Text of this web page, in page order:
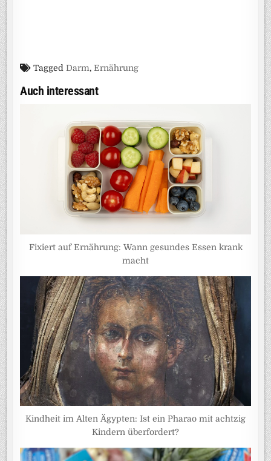
TaggedDarm,Ernährung
Auch interessant
Fixiert auf Ernährung: Wann gesundes Essen krank
macht
Kindheit im Alten Ägypten: Ist ein Pharao mit achtzig
Kindern überfordert?